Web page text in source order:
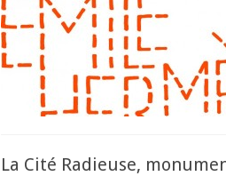
La Cité Radieuse,